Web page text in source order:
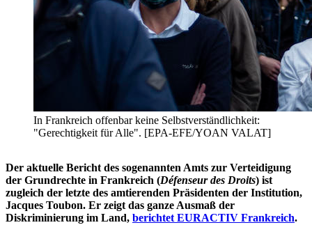
In Frankreich offenbar keine Selbstverständlichkeit:
"Gerechtigkeit für Alle". [EPA-EFE/YOAN VALAT]
Der aktuelle Bericht des sogenannten Amts zur Verteidigung
der Grundrechte in Frankreich (Défenseur des Droits) ist
zugleich der letzte des amtierenden Präsidenten der Institution,
Jacques Toubon. Er zeigt das ganze Ausmaß der
Diskriminierung im Land, berichtet EURACTIV Frankreich.